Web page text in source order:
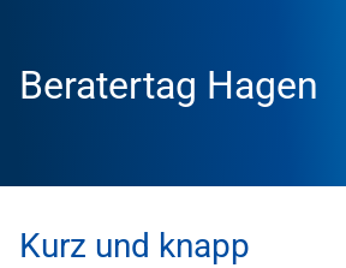
Beratertag Hagen
Kurz und knapp